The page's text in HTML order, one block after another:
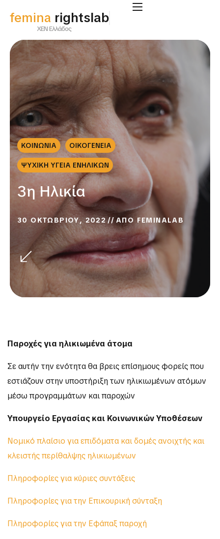
femina supportlab
ΧΕΝ Ελλάδος
ΚΟΙΝΩΝΙΑ ΟΙΚΟΓΕΝΕΙΑ
ΨΥΧΙΚΗ ΥΓΕΙΑ ΕΝΗΛΙΚΩΝ
3η Ηλικία
30 ΟΚΤΩΒΡΙΟΥ, 2022 ΑΠΟ FEMINALAB
Παροχές για ηλικιωμένα άτομα
Σε αυτήν την ενότητα θα βρεις επίσημους φορείς που
εστιάζουν στην υποστήριξη των ηλικιωμένων ατόμων
μέσω προγραμμάτων και παροχών
Υπουργείο Εργασίας και Κοινωνικών Υποθέσεων
Νομικό πλαίσιο για επιδόματα και δομές ανοιχτής και
κλειστής περίθαλψης ηλικιωμένων
Πληροφορίες για κύριες συντάξεις
Πληροφορίες για την Επικουρική σύνταξη
Πληροφορίες για την Εφάπαξ παροχή